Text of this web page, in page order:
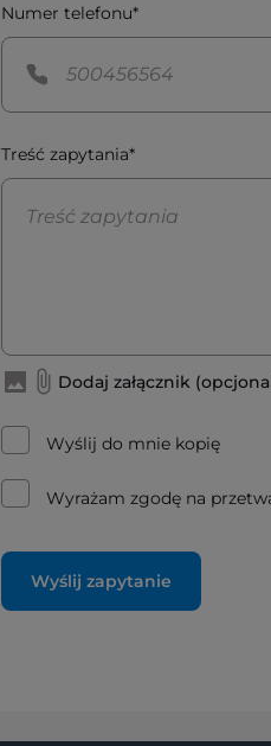
Numer telefonu*
Treść zapytania*
Dodaj załącznik
Wyślij do mnie kopię
Wyrażam zgodę na
Wyślij zapytanie